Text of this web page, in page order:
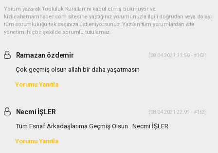
Yorum yazarak Topluluk Kuralları’nı kabul etmiş bulunuyor ve
kizilcahamamhaber.com sitesine yaptığınız yorumunuzla ilgili doğrudan veya dolaylı
tüm sorumluluğu tek başınıza üstleniyorsunuz. Yazılan tüm yorumlardan site
yönetimi hiçbir şekilde sorumlu tutulamaz.
Ramazan özdemir (08.04.2021 11:50 - #162)
Çok geçmiş olsun allah bir daha yaşatmasın
Yorumu Yanıtla
Necmi İŞLER (08.04.2021 22:09 - #163)
Tüm Esnaf Arkadaşlarıma Geçmiş Olsun . Necmi İŞLER
Yorumu Yanıtla